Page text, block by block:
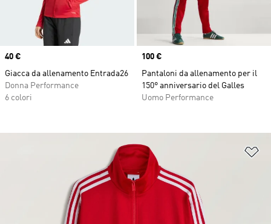
Price
40 €
Giacca da allenamento Entrada26
Donna Performance
6 colori
Price
100 €
Pantaloni da allenamento per il
150° anniversario del Galles
Uomo Performance